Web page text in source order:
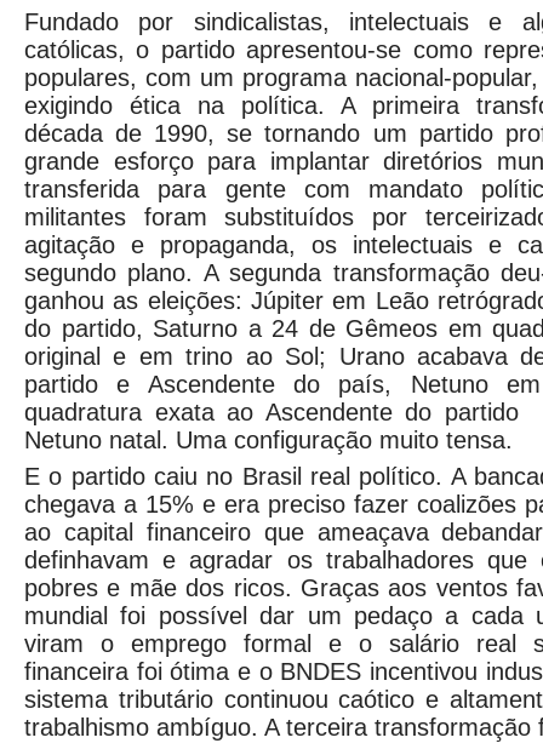
Fundado por sindicalistas, intelectuais e
católicas, o partido apresentou-se como
populares, com um programa nacional-
exigindo ética na política. A primeira
década de 1990, se tornando um partido
grande esforço para implantar diretórios
transferida para gente com mandato
militantes foram substituídos por
agitação e propaganda, os intelectuais e
segundo plano. A segunda transformação
ganhou as eleições: Júpiter em Leão
do partido, Saturno a 24 de Gêmeos em
original e em trino ao Sol; Urano acabava
partido e Ascendente do país, Netuno
quadratura exata ao Ascendente do
Netuno natal. Uma configuração muito tensa.
E o partido caiu no Brasil real político. A
chegava a 15% e era preciso fazer coalizões
ao capital financeiro que ameaçava
definhavam e agradar os trabalhadores
pobres e mãe dos ricos. Graças aos ventos
mundial foi possível dar um pedaço a cada
viram o emprego formal e o salário real
financeira foi ótima e o BNDES incentivou
sistema tributário continuou caótico e
trabalhismo ambíguo. A terceira transformação